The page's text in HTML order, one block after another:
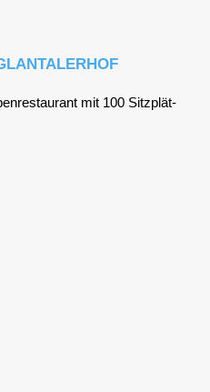
mit 100 Sitz­plät­